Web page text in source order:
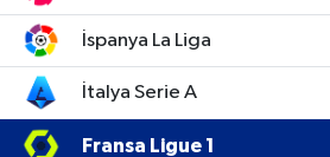
İspanya La Liga
İtalya Serie A
Fransa Ligue 1